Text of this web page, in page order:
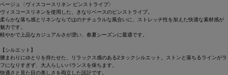
ベージュ〈ヴィスコースリネン ピンストライプ〉
ヴィスコースリネンを使用した、きなりベースのピンストライプ。
柔らかな落ち感とリネンならではのナチュラルな風合いに、ストレッチ性を加えた快適な素材感が
魅力です。
軽やかで上品なカジュアルさが漂い、春夏シーズンに最適です。
【シルエット】
腰まわりにゆとりを持たせた、リラックス感のある2タックシルエット。ストンと落ちるラインがラ
フになりすぎず、大人らしいバランスを保ちます。
快適さと見た目の美しさを両立した設計です。